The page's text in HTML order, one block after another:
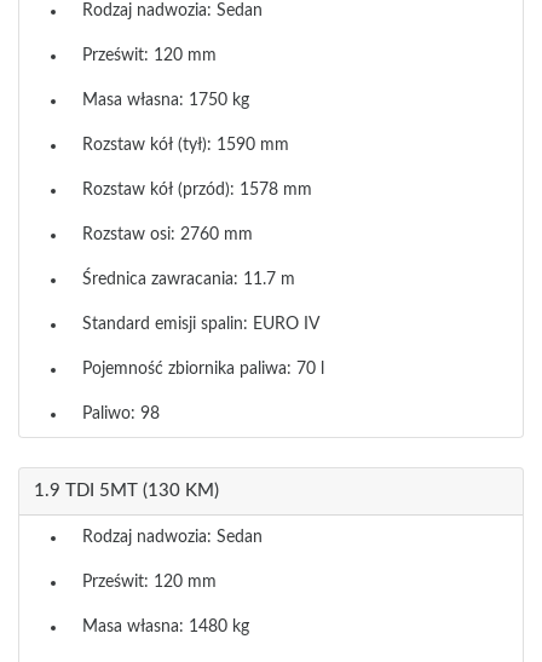
Rodzaj nadwozia: Sedan
Prześwit: 120 mm
Masa własna: 1750 kg
Rozstaw kół (tył): 1590 mm
Rozstaw kół (przód): 1578 mm
Rozstaw osi: 2760 mm
Średnica zawracania: 11.7 m
Standard emisji spalin: EURO IV
Pojemność zbiornika paliwa: 70 l
Paliwo: 98
1.9 TDI 5MT (130 KM)
Rodzaj nadwozia: Sedan
Prześwit: 120 mm
Masa własna: 1480 kg